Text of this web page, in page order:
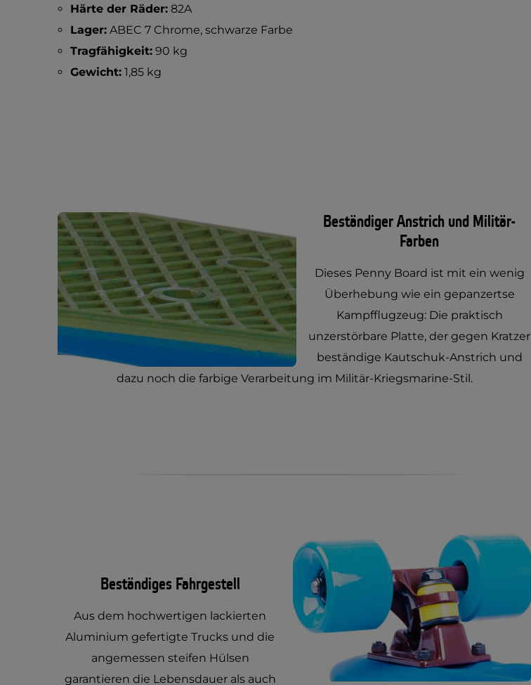
Härte der Räder:82A
Lager:ABEC 7 Chrome, schwarze Farbe
Tragfähigkeit:90 kg
Gewicht:1,85 kg
Beständiger Anstrich und Militär-
Farben
Dieses Penny Board ist mit ein wenig
Überhebung wie ein gepanzertse
Kampfflugzeug: Die praktisch
unzerstörbare Platte, der gegen Kratzer
beständige Kautschuk-Anstrich und
dazu noch die farbige Verarbeitung im Militär-Kriegsmarine-Stil.
Beständiges Fahrgestell
Aus dem hochwertigen lackierten
Aluminium gefertigte Trucks und die
angemessen steifen Hülsen
garantieren die Lebensdauer als auch